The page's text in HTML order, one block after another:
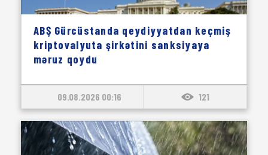
ABŞ Gürcüstanda qeydiyyatdan keçmiş
kriptovalyuta şirkətini sanksiyaya
məruz qoydu
09.08.2026 00:16 121